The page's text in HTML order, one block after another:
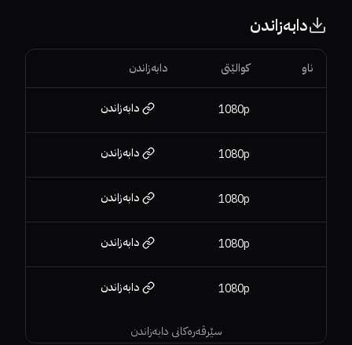
دابەزاندن
سێرڤەرەکانی دابەزاندن
ناو کوالێتی دابەزاندن
1080p دابەزاندن
1080p دابەزاندن
1080p دابەزاندن
1080p دابەزاندن
1080p دابەزاندن